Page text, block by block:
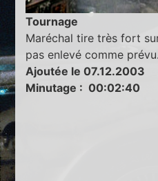
Tournage
Maréchal tire très fort
pas enlevé comme prévu.
Ajoutée le 07.12.2003
Minutage : 00:02:40